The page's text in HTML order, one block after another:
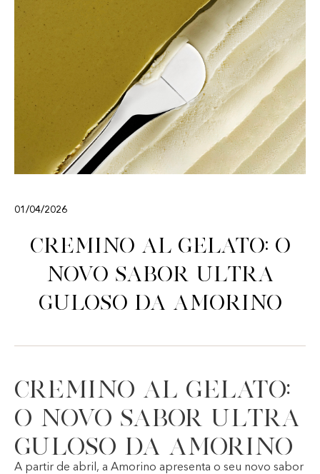
01/04/2026
Cremino al Gelato: o
novo sabor ultra
guloso da Amorino
Cremino al Gelato:
o novo sabor ultra
guloso da Amorino
A partir de abril, a Amorino apresenta o seu novo sabor